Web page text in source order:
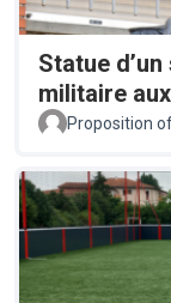
Statue
militaire
Proposition